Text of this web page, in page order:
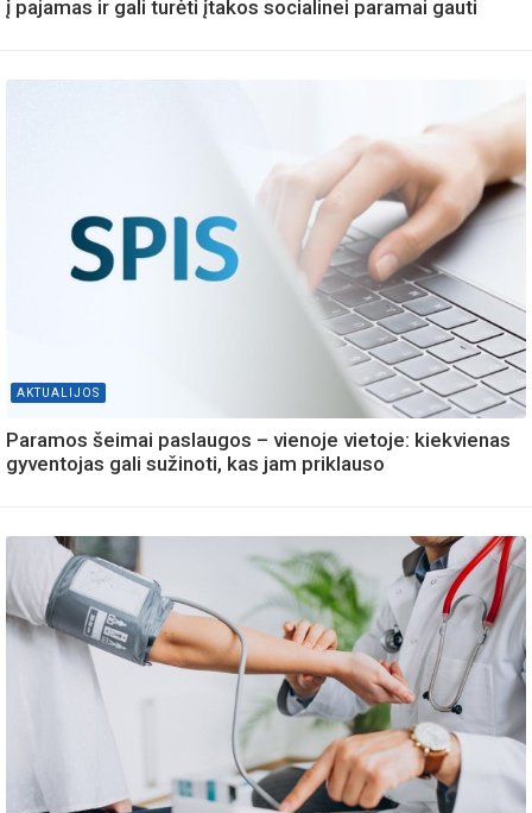
į pajamas ir gali turėti įtakos socialinei paramai gauti
AKTUALIJOS
Paramos šeimai paslaugos – vienoje vietoje: kiekvienas
gyventojas gali sužinoti, kas jam priklauso